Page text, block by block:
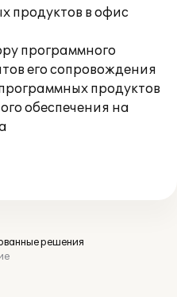
продуктов в офис
программного
его сопровождения
продуктов
обеспечения на
решения